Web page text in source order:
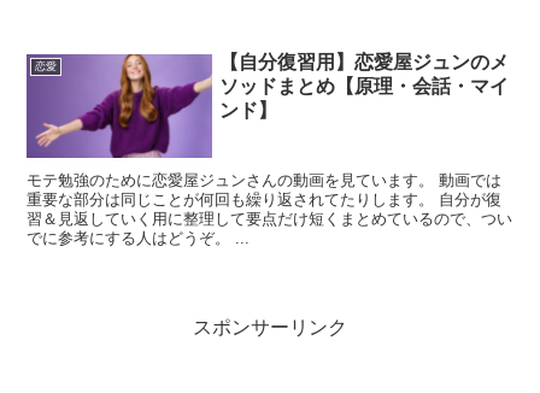
恋愛
【自分復習用】恋愛屋ジュンのメ
ソッドまとめ【原理・会話・マイ
ンド】
モテ勉強のために恋愛屋ジュンさんの動画を見ています。 動画では
重要な部分は同じことが何回も繰り返されてたりします。 自分が復
習＆見返していく用に整理して要点だけ短くまとめているので、つい
でに参考にする人はどうぞ。 ...
スポンサーリンク